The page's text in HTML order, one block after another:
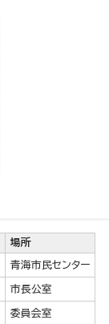
場所
青海市民センター
市長公室
委員会室